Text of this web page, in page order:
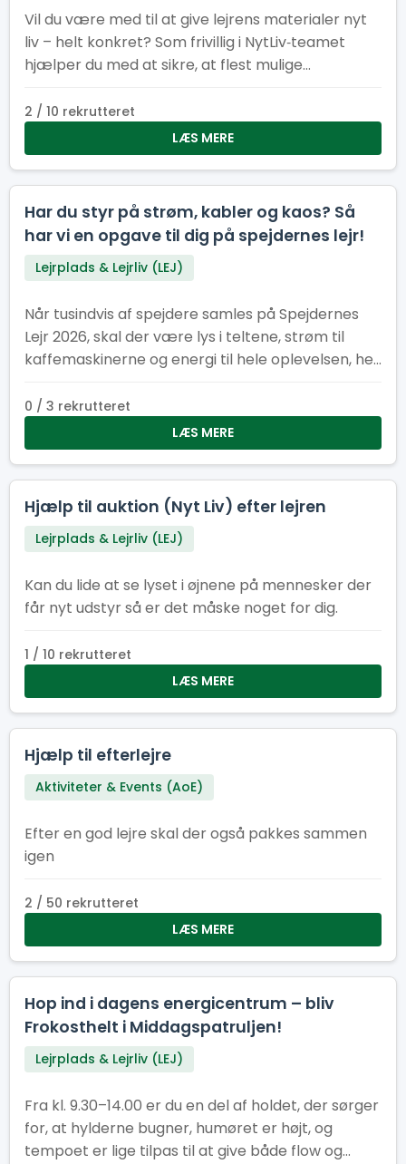
Vil du være med til at give lejrens materialer nyt
liv – helt konkret? Som frivillig i NytLiv‑teamet
hjælper du med at sikre, at flest mulige
genbrugt i stedet for kasseret.
2 / 10 rekrutteret
LÆS MERE
Har du styr på strøm, kabler og kaos? Så
har vi en opgave til dig på spejdernes lejr!
Lejrplads & Lejrliv (LEJ)
Når tusindvis af spejdere samles på Spejdernes
Lejr 2026, skal der være lys i teltene, strøm til
kaffemaskinerne og energi til hele oplevelsen, her
0 / 3 rekrutteret
LÆS MERE
Hjælp til auktion (Nyt Liv) efter lejren
Lejrplads & Lejrliv (LEJ)
Kan du lide at se lyset i øjnene på mennesker der
får nyt udstyr så er det måske noget for dig.
1 / 10 rekrutteret
LÆS MERE
Hjælp til efterlejre
Aktiviteter & Events (AoE)
Efter en god lejre skal der også pakkes sammen
igen
2 / 50 rekrutteret
LÆS MERE
Hop ind i dagens energicentrum – bliv
Frokosthelt i Middagspatruljen!
Lejrplads & Lejrliv (LEJ)
Fra kl. 9.30–14.00 er du en del af holdet, der sørger
for, at hylderne bugner, humøret er højt, og
tempoet er lige tilpas til at give både flow og